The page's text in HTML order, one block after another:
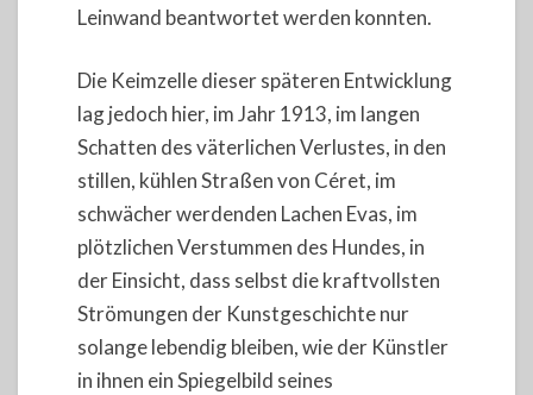
Leinwand beantwortet werden konnten.
Die Keimzelle dieser späteren Entwicklung
lag jedoch hier, im Jahr 1913, im langen
Schatten des väterlichen Verlustes, in den
stillen, kühlen Straßen von Céret, im
schwächer werdenden Lachen Evas, im
plötzlichen Verstummen des Hundes, in
der Einsicht, dass selbst die kraftvollsten
Strömungen der Kunstgeschichte nur
solange lebendig bleiben, wie der Künstler
in ihnen ein Spiegelbild seines